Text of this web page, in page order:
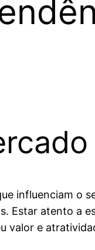
influenciam o
Estar atento a
valor e